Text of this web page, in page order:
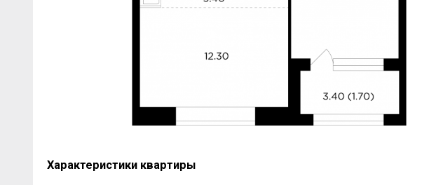
Характеристики квартиры